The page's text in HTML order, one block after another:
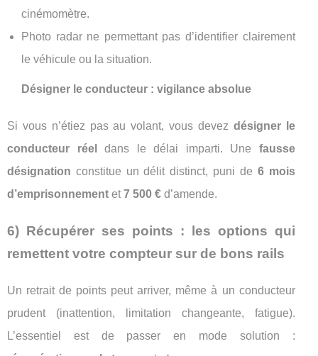
cinémomètre.
Photo radar ne permettant pas d’identifier clairement
le véhicule ou la situation.
Désigner le conducteur : vigilance absolue
Si vous n’étiez pas au volant, vous devez désigner le
conducteur réel
dans le délai imparti. Une fausse
désignation constitue un délit distinct, puni de 6 mois
d’emprisonnement et 7 500 € d’amende.
6) Récupérer ses points : les options qui
remettent votre compteur sur de bons rails
Un retrait de points peut arriver, même à un conducteur
prudent (inattention, limitation changeante, fatigue).
L’essentiel est de passer en mode solution :